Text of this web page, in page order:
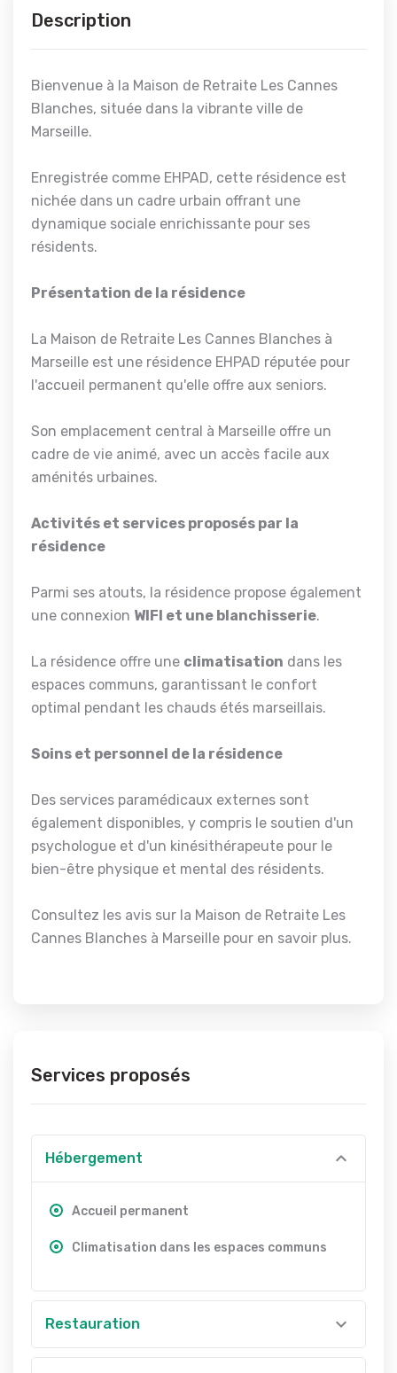
Description
Bienvenue à la Maison de Retraite Les Cannes
Blanches, située dans la vibrante ville de
Marseille.
Enregistrée comme EHPAD, cette résidence est
nichée dans un cadre urbain offrant une
dynamique sociale enrichissante pour ses
résidents.
Présentation de la résidence
La Maison de Retraite Les Cannes Blanches à
Marseille est une résidence EHPAD réputée pour
l'accueil permanent qu'elle offre aux seniors.
Son emplacement central à Marseille offre un
cadre de vie animé, avec un accès facile aux
aménités urbaines.
Activités et services proposés par la
résidence
Parmi ses atouts, la résidence propose également
une connexion WIFI et une blanchisserie.
La résidence offre une climatisation dans les
espaces communs, garantissant le confort
optimal pendant les chauds étés marseillais.
Soins et personnel de la résidence
Des services paramédicaux externes sont
également disponibles, y compris le soutien d'un
psychologue et d'un kinésithérapeute pour le
bien-être physique et mental des résidents.
Consultez les avis sur la Maison de Retraite Les
Cannes Blanches à Marseille pour en savoir plus.
Services proposés
Hébergement
Accueil permanent
Climatisation dans les espaces communs
Restauration